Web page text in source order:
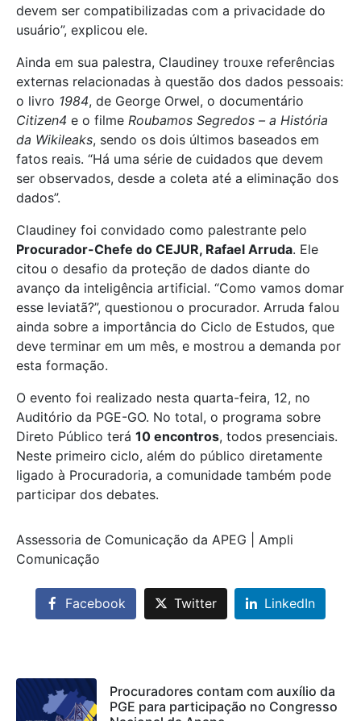
devem ser compatibilizadas com a privacidade do
usuário”, explicou ele.
Ainda em sua palestra, Claudiney trouxe referências
externas relacionadas à questão dos dados pessoais:
o livro 1984, de George Orwel, o documentário
Citizen4 e o filme Roubamos Segredos – a História
da Wikileaks, sendo os dois últimos baseados em
fatos reais. “Há uma série de cuidados que devem
ser observados, desde a coleta até a eliminação dos
dados”.
Claudiney foi convidado como palestrante pelo
Procurador-Chefe do CEJUR, Rafael Arruda. Ele
citou o desafio da proteção de dados diante do
avanço da inteligência artificial. “Como vamos domar
esse leviatã?”, questionou o procurador. Arruda falou
ainda sobre a importância do Ciclo de Estudos, que
deve terminar em um mês, e mostrou a demanda por
esta formação.
O evento foi realizado nesta quarta-feira, 12, no
Auditório da PGE-GO. No total, o programa sobre
Direto Público terá 10 encontros, todos presenciais.
Neste primeiro ciclo, além do público diretamente
ligado à Procuradoria, a comunidade também pode
participar dos debates.
Assessoria de Comunicação da APEG | Ampli
Comunicação
Facebook Twitter LinkedIn
Procuradores contam com auxílio da
PGE para participação no Congresso